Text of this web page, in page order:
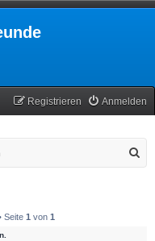
Anmelden
Registrieren
Seite 1 von 1